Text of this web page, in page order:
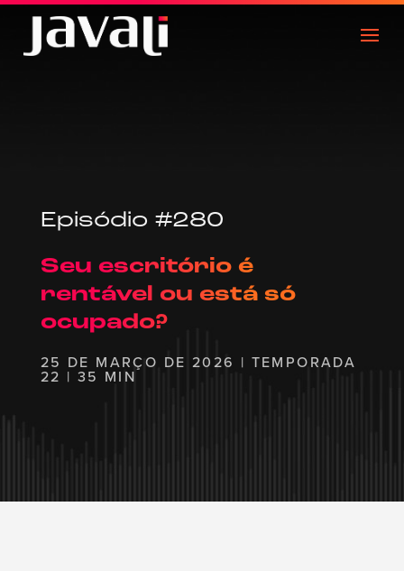
Episódio #280
Seu escritório é
rentável ou está só
ocupado?
25 DE MARÇO DE 2026 | TEMPORADA
22 | 35 MIN